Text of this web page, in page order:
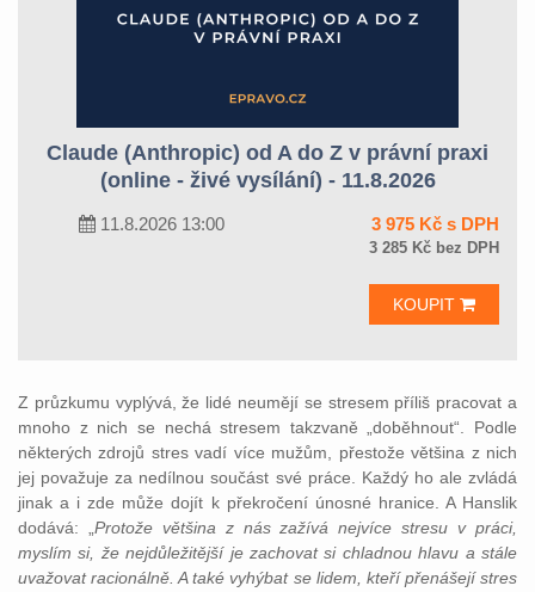
Claude (Anthropic) od A do Z v právní praxi
(online - živé vysílání) - 11.8.2026
11.8.2026 13:00 3 975 Kč s DPH
3 285 Kč bez DPH
KOUPIT
Z průzkumu vyplývá, že lidé neumějí se stresem příliš pracovat a
mnoho z nich se nechá stresem takzvaně „doběhnout“. Podle
některých zdrojů stres vadí více mužům, přestože většina z nich
jej považuje za nedílnou součást své práce. Každý ho ale zvládá
jinak a i zde může dojít k překročení únosné hranice. A Hanslik
dodává: „ Protože většina z nás zažívá nejvíce stresu v práci,
myslím si, že nejdůležitější je zachovat si chladnou hlavu a stále
uvažovat racionálně. A také vyhýbat se lidem, kteří přenášejí stres